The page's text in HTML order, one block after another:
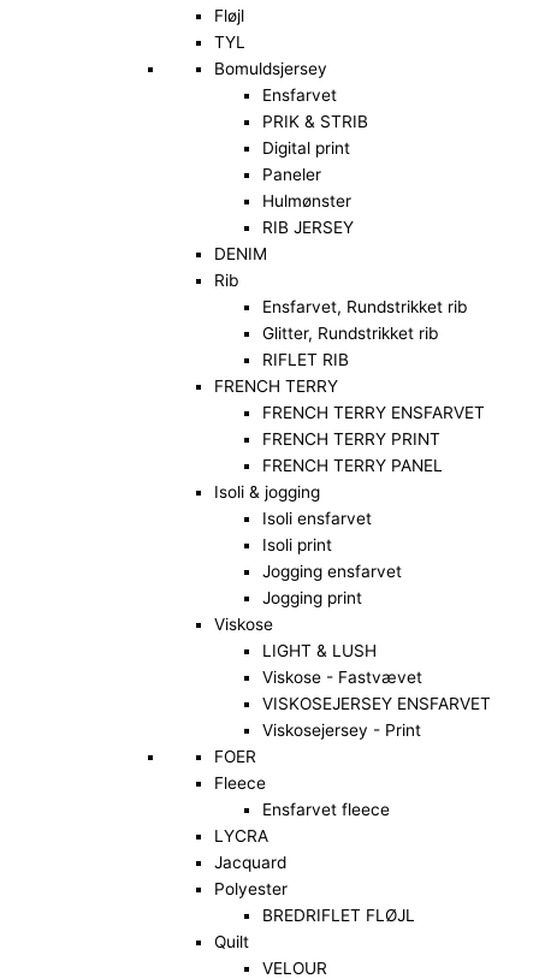
Fløjl
TYL
Bomuldsjersey
Ensfarvet
PRIK & STRIB
Digital print
Paneler
Hulmønster
RIB JERSEY
DENIM
Rib
Ensfarvet, Rundstrikket rib
Glitter, Rundstrikket rib
RIFLET RIB
FRENCH TERRY
FRENCH TERRY ENSFARVET
FRENCH TERRY PRINT
FRENCH TERRY PANEL
Isoli & jogging
Isoli ensfarvet
Isoli print
Jogging ensfarvet
Jogging print
Viskose
LIGHT & LUSH
Viskose - Fastvævet
VISKOSEJERSEY ENSFARVET
Viskosejersey - Print
FOER
Fleece
Ensfarvet fleece
LYCRA
Jacquard
Polyester
BREDRIFLET FLØJL
Quilt
VELOUR